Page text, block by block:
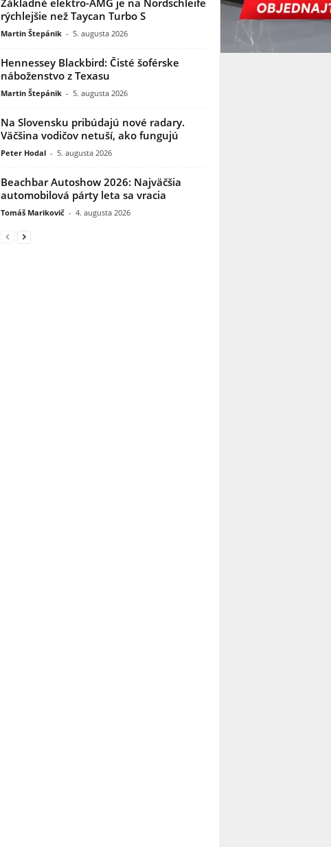
rýchlejšie než Taycan Turbo S
Martin Štepánik - 5. augusta 2026
Hennessey Blackbird: Čisté šoférske
náboženstvo z Texasu
Martin Štepánik - 5. augusta 2026
Na Slovensku pribúdajú nové radary.
Väčšina vodičov netuší, ako fungujú
Peter Hodal - 5. augusta 2026
Beachbar Autoshow 2026: Najväčšia
automobilová párty leta sa vracia
Tomáš Marikovič - 4. augusta 2026